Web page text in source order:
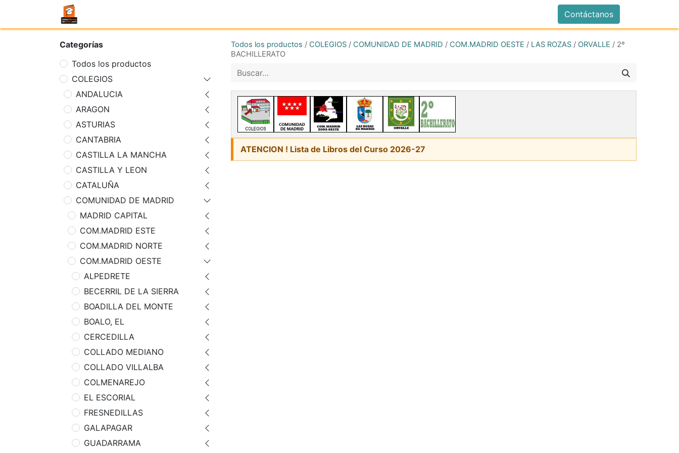
Contáctanos
Categorías
Todos los productos
COLEGIOS
ANDALUCIA
ARAGON
ASTURIAS
CANTABRIA
CASTILLA LA MANCHA
CASTILLA Y LEON
CATALUÑA
COMUNIDAD DE MADRID
MADRID CAPITAL
COM.MADRID ESTE
COM.MADRID NORTE
COM.MADRID OESTE
ALPEDRETE
BECERRIL DE LA SIERRA
BOADILLA DEL MONTE
BOALO, EL
CERCEDILLA
COLLADO MEDIANO
COLLADO VILLALBA
COLMENAREJO
EL ESCORIAL
FRESNEDILLAS
GALAPAGAR
GUADARRAMA
Todos los productos / COLEGIOS / COMUNIDAD DE MADRID / COM.MADRID OESTE / LAS ROZAS / ORVALLE / 2º
BACHILLERATO
ATENCION ! Lista de Libros del Curso 2026-27